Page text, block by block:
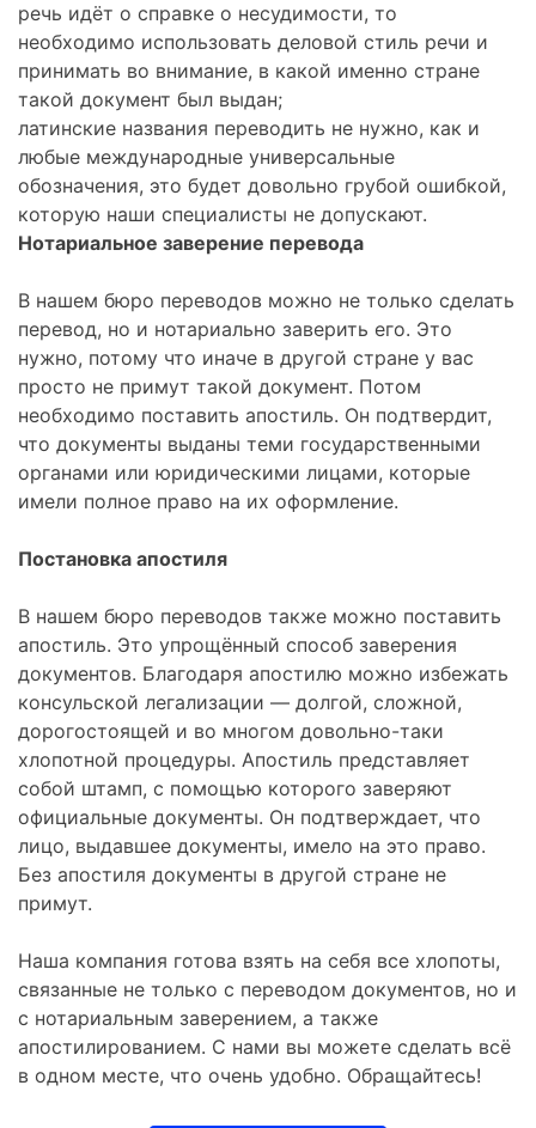
речь идёт о справке о несудимости, то
необходимо использовать деловой стиль речи и
принимать во внимание, в какой именно стране
такой документ был выдан;
латинские названия переводить не нужно, как и
любые международные универсальные
обозначения, это будет довольно грубой ошибкой,
которую наши специалисты не допускают.
Нотариальное заверение перевода
В нашем бюро переводов можно не только сделать
перевод, но и нотариально заверить его. Это
нужно, потому что иначе в другой стране у вас
просто не примут такой документ. Потом
необходимо поставить апостиль. Он подтвердит,
что документы выданы теми государственными
органами или юридическими лицами, которые
имели полное право на их оформление.
Постановка апостиля
В нашем бюро переводов также можно поставить
апостиль. Это упрощённый способ заверения
документов. Благодаря апостилю можно избежать
консульской легализации — долгой, сложной,
дорогостоящей и во многом довольно-таки
хлопотной процедуры. Апостиль представляет
собой штамп, с помощью которого заверяют
официальные документы. Он подтверждает, что
лицо, выдавшее документы, имело на это право.
Без апостиля документы в другой стране не
примут.
Наша компания готова взять на себя все хлопоты,
связанные не только с переводом документов, но и
с нотариальным заверением, а также
апостилированием. С нами вы можете сделать всё
в одном месте, что очень удобно. Обращайтесь!